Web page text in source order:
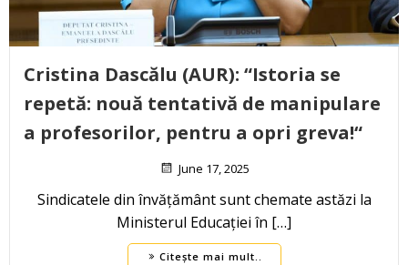
Cristina Dascălu (AUR): “Istoria se
repetă: nouă tentativă de manipulare
a profesorilor, pentru a opri greva!“
June 17, 2025
Sindicatele din învățământ sunt chemate astăzi la
Ministerul Educației în […]
Citește mai mult..